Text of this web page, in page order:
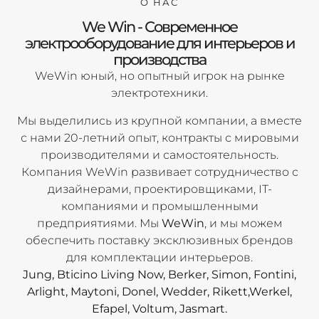
We Win - Современное
электрооборудование для интерьеров и
производства
WeWin юный, но опытный игрок на рынке
электротехники.
Мы выделились из крупной компании, а вместе
с нами 20-летний опыт, контракты с мировыми
производителями и самостоятельность.
Компания WeWin развивает сотрудничество с
дизайнерами, проектировщиками, IT-
компаниями и промышленными
предприятиями. Мы WeWin, и мы можем
обеспечить поставку эксклюзивных брендов
для комплектации интерьеров.
Jung, Bticino Living Now, Berker, Simon, Fontini,
Arlight, Maytoni, Donel, Wedder, Rikett,Werkel,
Efapel, Voltum, Jasmart.